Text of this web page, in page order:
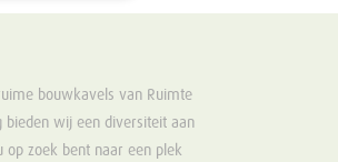
bouwkavels van Ruimte
wij een diversiteit aan
zoek bent naar een plek